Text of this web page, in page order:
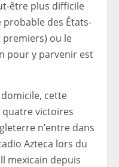
être plus difficile
probable des États-
premiers) ou le
pour y parvenir est
domicile, cette
victoires
n’entre dans
Azteca lors du
mexicain depuis